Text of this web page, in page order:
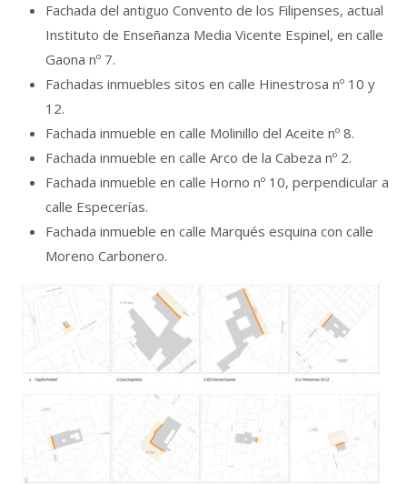
Fachada del antiguo Convento de los Filipenses, actual
Instituto de Enseñanza Media Vicente Espinel, en calle
Gaona nº 7.
Fachadas inmuebles sitos en calle Hinestrosa nº 10 y
12.
Fachada inmueble en calle Molinillo del Aceite nº 8.
Fachada inmueble en calle Arco de la Cabeza nº 2.
Fachada inmueble en calle Horno nº 10, perpendicular a
calle Especerías.
Fachada inmueble en calle Marqués esquina con calle
Moreno Carbonero.